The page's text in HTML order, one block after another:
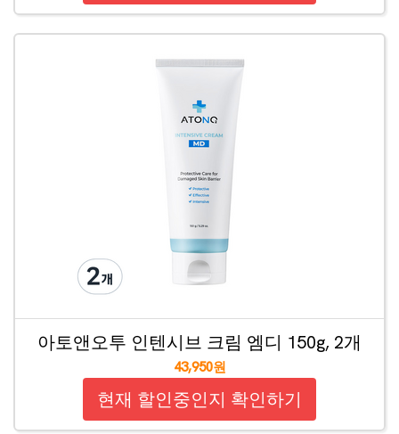
아토앤오투 인텐시브 크림 엠디 150g, 2개
43,950원
현재 할인중인지 확인하기